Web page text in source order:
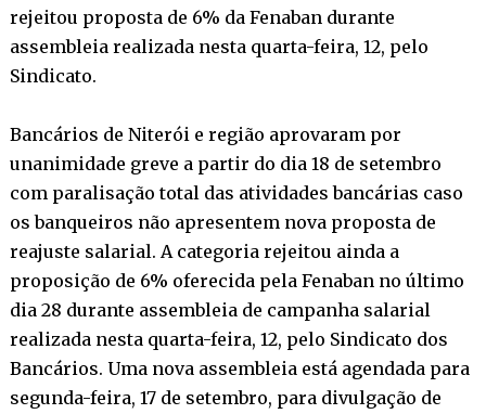
rejeitou proposta de 6% da Fenaban durante
assembleia realizada nesta quarta-feira, 12, pelo
Sindicato.
Bancários de Niterói e região aprovaram por
unanimidade greve a partir do dia 18 de setembro
com paralisação total das atividades bancárias caso
os banqueiros não apresentem nova proposta de
reajuste salarial. A categoria rejeitou ainda a
proposição de 6% oferecida pela Fenaban no último
dia 28 durante assembleia de campanha salarial
realizada nesta quarta-feira, 12, pelo Sindicato dos
Bancários. Uma nova assembleia está agendada para
segunda-feira, 17 de setembro, para divulgação de